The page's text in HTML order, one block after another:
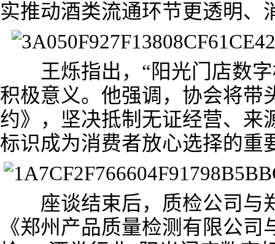
实推动酒类流通环节更透明、
王烁指出，“阳光门店数字
积极意义。他强调，协会将带
约》，坚决抵制无证经营、来
标识成为消费者放心选择的重
座谈结束后，质检公司与
《郑州产品质量检测有限公